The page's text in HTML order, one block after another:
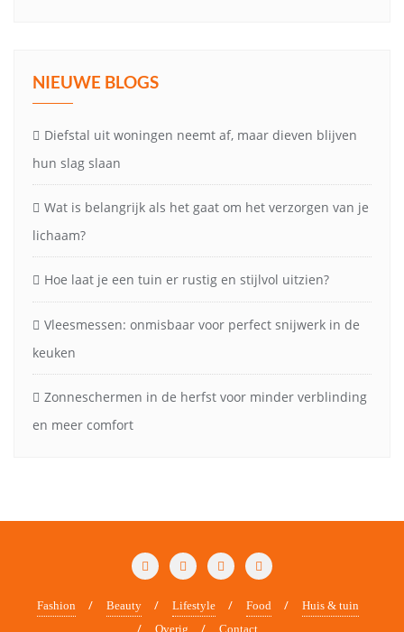
NIEUWE BLOGS
Diefstal uit woningen neemt af, maar dieven blijven
hun slag slaan
Wat is belangrijk als het gaat om het verzorgen van je
lichaam?
Hoe laat je een tuin er rustig en stijlvol uitzien?
Vleesmessen: onmisbaar voor perfect snijwerk in de
keuken
Zonneschermen in de herfst voor minder verblinding
en meer comfort
Fashion Beauty Lifestyle Food
Huis & tuin
Overig
Contact